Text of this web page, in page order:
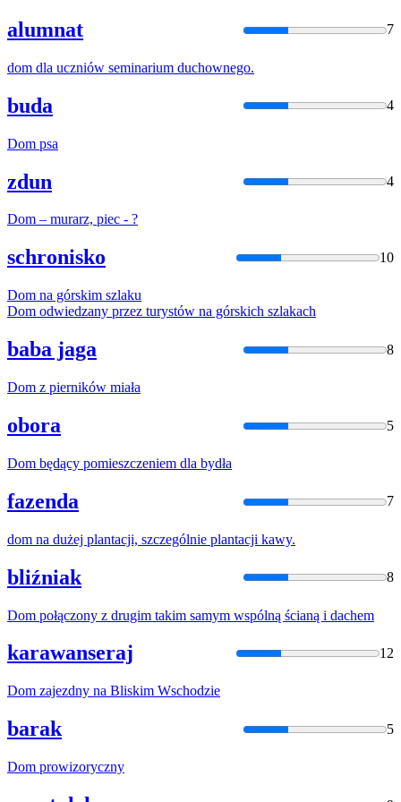
alumnat 7
dom dla uczniów seminarium duchownego.
buda 4
Dom psa
zdun 4
Dom – murarz, piec - ?
schronisko 10
Dom na górskim szlaku
Dom odwiedzany przez turystów na górskich szlakach
baba jaga 8
Dom z pierników miała
obora 5
Dom będący pomieszczeniem dla bydła
fazenda 7
dom na dużej plantacji, szczególnie plantacji kawy.
bliźniak 8
Dom połączony z drugim takim samym wspólną ścianą i dachem
karawanseraj 12
Dom zajezdny na Bliskim Wschodzie
barak 5
Dom prowizoryczny